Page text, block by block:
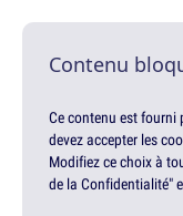
Contenu
Ce contenu est fourni
devez accepter les
Modifiez ce choix à
de la Confidentialité"